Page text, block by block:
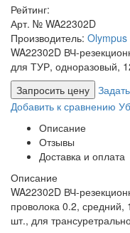
Рейтинг:
Арт. № WA22302D
Производитель:
WA22302D ВЧ-
для ТУР, одноразовый,
Запросить цену
Добавить к сравнению
Описание
Отзывы
Доставка и оплата
Описание
WA22302D ВЧ-
проволока 0.2, средний,
шт., для